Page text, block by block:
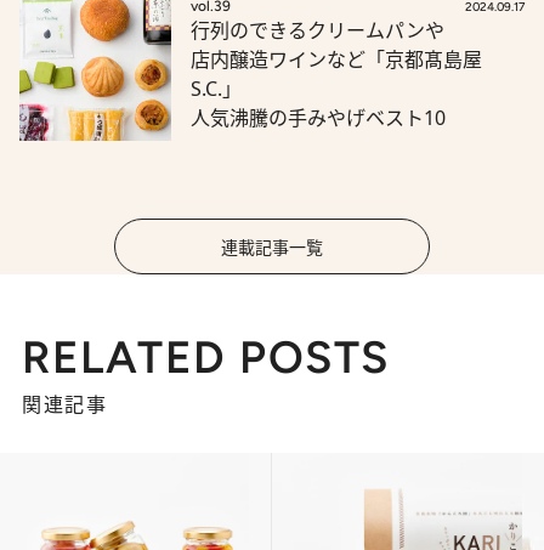
vol.39 2024.09.17
行列のできるクリームパンや
店内醸造ワインなど「京都髙島屋
S.C.」
人気沸騰の手みやげベスト10
連載記事一覧
RELATED POSTS
関連記事